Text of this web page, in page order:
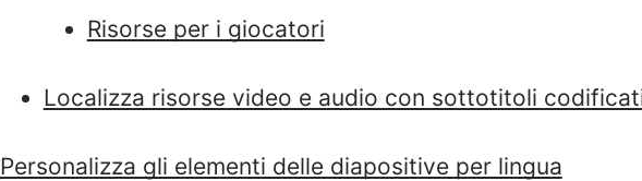
Risorse per i giocatori
Localizza risorse video e audio con sottotitoli
Personalizza gli elementi delle diapositive per lingua